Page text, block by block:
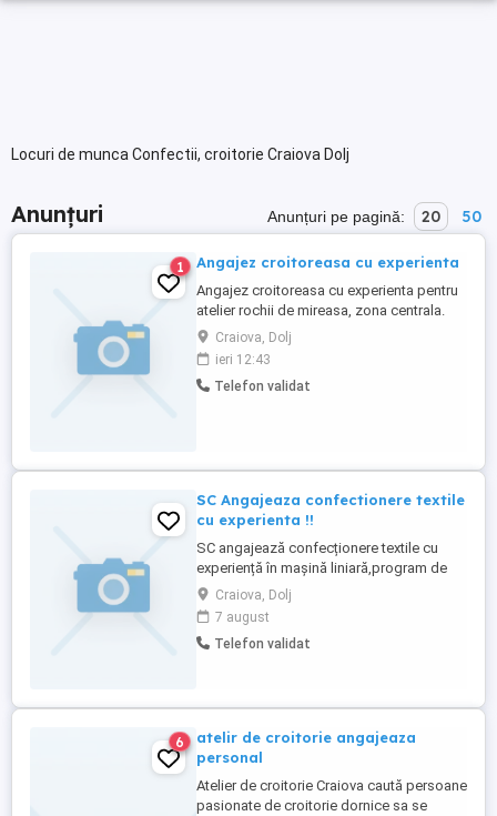
Locuri de munca Confectii, croitorie Craiova Dolj
Anunțuri Anunțuri pe pagină: 20 50
1 Angajez croitoreasa cu experienta
Angajez croitoreasa cu experienta pentru
atelier rochii de mireasa, zona centrala.
Craiova, Dolj
ieri 12:43
Telefon validat
SC Angajeaza confectionere textile
cu experienta !!
SC angajează confecționere textile cu
experiență în mașină liniară,program de
luni-vineri ,weekendurile sunt libere,salariu
motivant în funcție de experiența cu
pornire de la 3000 pana la 3500 lei,se
oferă prime de Crăciun și Paște,zile
Craiova, Dolj
7 august
Telefon validat
6
atelir de croitorie angajeaza
personal
Atelier de croitorie Craiova caută persoane
pasionate de croitorie dornice sa se